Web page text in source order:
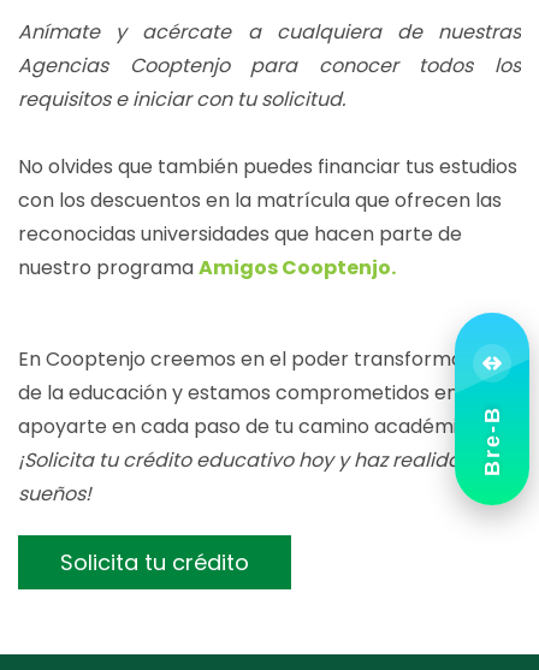
Bre-B
Anímate y acércate a cualquiera de nuestras
Agencias Cooptenjo para conocer todos los
requisitos e iniciar con tu solicitud.
No olvides que también puedes financiar tus estudios
con los descuentos en la matrícula que ofrecen las
reconocidas universidades que hacen parte de
nuestro programaAmigos Cooptenjo.
En Cooptenjo creemos en el poder transformador
de la educación y estamos comprometidos en
apoyarte en cada paso de tu camino académico.
¡Solicita tu crédito educativo hoy y haz realidad tus
sueños!
Solicita tu crédito